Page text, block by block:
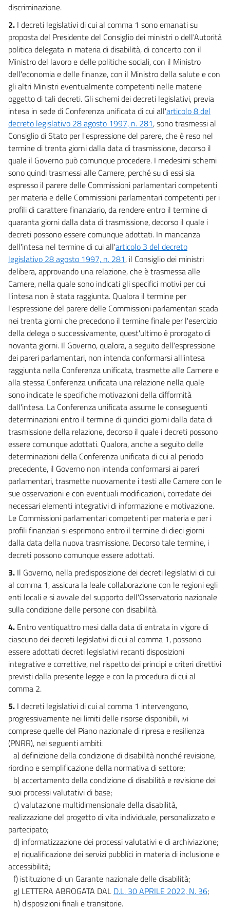
discriminazione.
2. I decreti legislativi di cui al comma 1 sono emanati su
proposta del Presidente del Consiglio dei ministri o dell'Autorità
politica delegata in materia di disabilità, di concerto con il
Ministro del lavoro e delle politiche sociali, con il Ministro
dell'economia e delle finanze, con il Ministro della salute e con
gli altri Ministri eventualmente competenti nelle materie
oggetto di tali decreti. Gli schemi dei decreti legislativi, previa
intesa in sede di Conferenza unificata di cui all'articolo 8 del
decreto legislativo 28 agosto 1997, n. 281, sono trasmessi al
Consiglio di Stato per l'espressione del parere, che è reso nel
termine di trenta giorni dalla data di trasmissione, decorso il
quale il Governo può comunque procedere. I medesimi schemi
sono quindi trasmessi alle Camere, perché su di essi sia
espresso il parere delle Commissioni parlamentari competenti
per materia e delle Commissioni parlamentari competenti per i
profili di carattere finanziario, da rendere entro il termine di
quaranta giorni dalla data di trasmissione, decorso il quale i
decreti possono essere comunque adottati. In mancanza
dell'intesa nel termine di cui all'articolo 3 del decreto
legislativo 28 agosto 1997, n. 281, il Consiglio dei ministri
delibera, approvando una relazione, che è trasmessa alle
Camere, nella quale sono indicati gli specifici motivi per cui
l'intesa non è stata raggiunta. Qualora il termine per
l'espressione del parere delle Commissioni parlamentari scada
nei trenta giorni che precedono il termine finale per l'esercizio
della delega o successivamente, quest'ultimo è prorogato di
novanta giorni. Il Governo, qualora, a seguito dell'espressione
dei pareri parlamentari, non intenda conformarsi all'intesa
raggiunta nella Conferenza unificata, trasmette alle Camere e
alla stessa Conferenza unificata una relazione nella quale
sono indicate le specifiche motivazioni della difformità
dall'intesa. La Conferenza unificata assume le conseguenti
determinazioni entro il termine di quindici giorni dalla data di
trasmissione della relazione, decorso il quale i decreti possono
essere comunque adottati. Qualora, anche a seguito delle
determinazioni della Conferenza unificata di cui al periodo
precedente, il Governo non intenda conformarsi ai pareri
parlamentari, trasmette nuovamente i testi alle Camere con le
sue osservazioni e con eventuali modificazioni, corredate dei
necessari elementi integrativi di informazione e motivazione.
Le Commissioni parlamentari competenti per materia e per i
profili finanziari si esprimono entro il termine di dieci giorni
dalla data della nuova trasmissione. Decorso tale termine, i
decreti possono comunque essere adottati.
3. Il Governo, nella predisposizione dei decreti legislativi di cui
al comma 1, assicura la leale collaborazione con le regioni egli
enti locali e si avvale del supporto dell'Osservatorio nazionale
sulla condizione delle persone con disabilità.
4. Entro ventiquattro mesi dalla data di entrata in vigore di
ciascuno dei decreti legislativi di cui al comma 1, possono
essere adottati decreti legislativi recanti disposizioni
integrative e correttive, nel rispetto dei principi e criteri direttivi
previsti dalla presente legge e con la procedura di cui al
comma 2.
5. I decreti legislativi di cui al comma 1 intervengono,
progressivamente nei limiti delle risorse disponibili, ivi
comprese quelle del Piano nazionale di ripresa e resilienza
(PNRR), nei seguenti ambiti:
a) definizione della condizione di disabilità nonché revisione,
riordino e semplificazione della normativa di settore;
b) accertamento della condizione di disabilità e revisione dei
suoi processi valutativi di base;
c) valutazione multidimensionale della disabilità,
realizzazione del progetto di vita individuale, personalizzato e
partecipato;
d) informatizzazione dei processi valutativi e di archiviazione;
e) riqualificazione dei servizi pubblici in materia di inclusione e
accessibilità;
f) istituzione di un Garante nazionale delle disabilità;
g) LETTERA ABROGATA DAL D.L. 30 APRILE 2022, N. 36;
h) disposizioni finali e transitorie.